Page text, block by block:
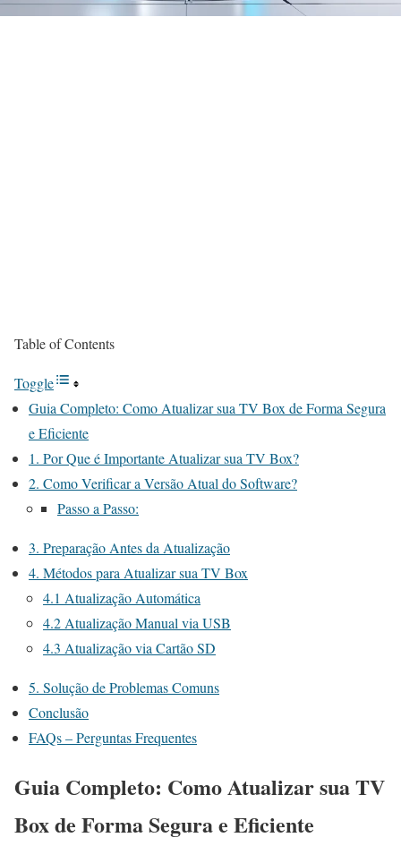
Table of Contents
Toggle
Guia Completo: Como Atualizar sua TV Box de Forma Segura
e Eficiente
1. Por Que é Importante Atualizar sua TV Box?
2. Como Verificar a Versão Atual do Software?
Passo a Passo:
3. Preparação Antes da Atualização
4. Métodos para Atualizar sua TV Box
4.1 Atualização Automática
4.2 Atualização Manual via USB
4.3 Atualização via Cartão SD
5. Solução de Problemas Comuns
Conclusão
FAQs – Perguntas Frequentes
Guia Completo: Como Atualizar sua TV
Box de Forma Segura e Eficiente